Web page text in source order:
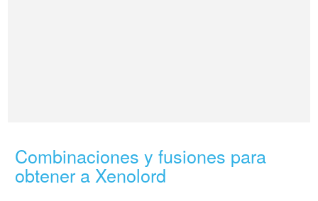
Combinaciones y fusiones para
obtener a Xenolord